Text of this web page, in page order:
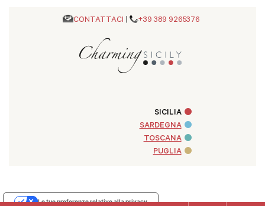
CONTATTACI | +39 389 9265376
SICILIA
SARDEGNA
TOSCANA
PUGLIA
Le tue preferenze relative alla privacy